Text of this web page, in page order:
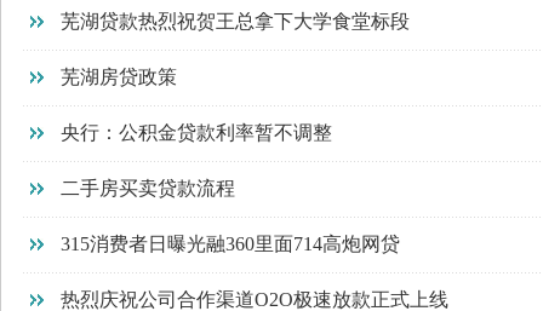
芜湖贷款热烈祝贺王总拿下大学食堂标段
芜湖房贷政策
央行：公积金贷款利率暂不调整
二手房买卖贷款流程
315消费者日曝光融360里面714高炮网贷
热烈庆祝公司合作渠道O2O极速放款正式上线